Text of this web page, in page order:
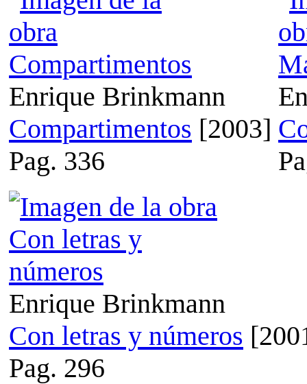
Enrique Brinkmann
Compartimentos [2003]
Pag. 336
Enrique Brinkmann
Con letras y números
Pag. 296